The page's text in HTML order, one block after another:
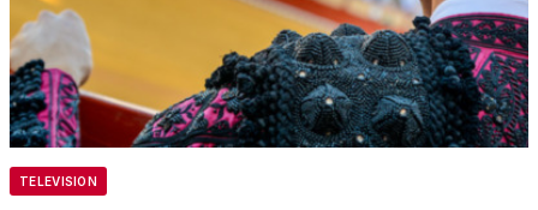
TELEVISION